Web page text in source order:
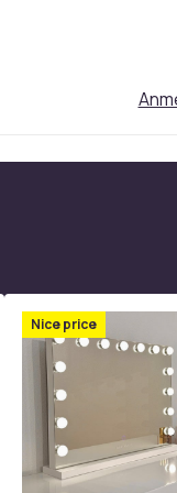
5122beae-9e41-
Nice price